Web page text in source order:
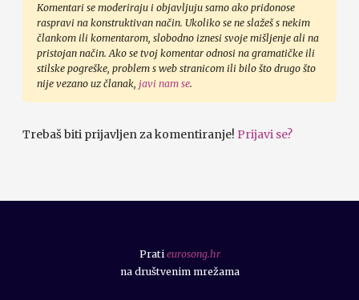
Komentari se moderiraju i objavljuju samo ako pridonose
raspravi na konstruktivan način. Ukoliko se ne slažeš s nekim
člankom ili komentarom, slobodno iznesi svoje mišljenje ali na
pristojan način. Ako se tvoj komentar odnosi na gramatičke ili
stilske pogreške, problem s web stranicom ili bilo što drugo što
nije vezano uz članak, javi nam se.
Trebaš biti prijavljen za komentiranje! Prijavi se?
Prati eurosong.hr
na društvenim mrežama